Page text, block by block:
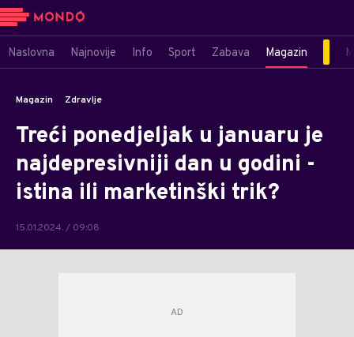
Naslovna Najnovije Info Sport Zabava Magazin
Magazin Zdravlje
Treći ponedjeljak u januaru je
najdepresivniji dan u godini -
istina ili marketinški trik?
15.01.2024. / 09:08